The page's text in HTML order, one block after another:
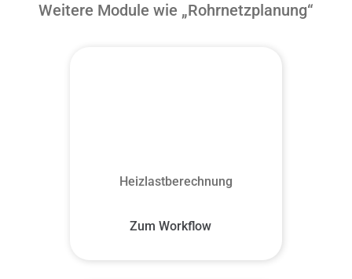
Weitere Module wie „Rohrnetzplanung“
Heizlastberechnung
Zum Workflow